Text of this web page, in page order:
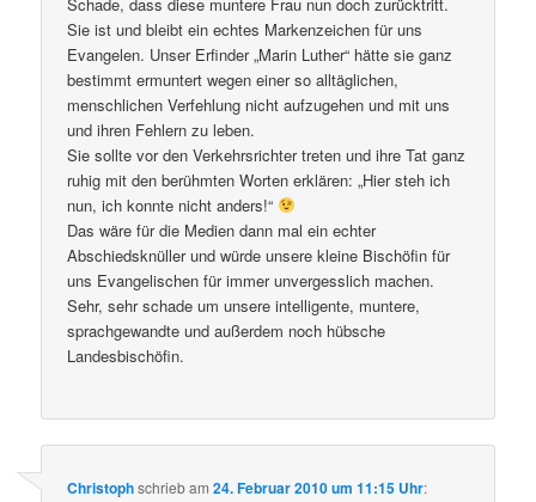
Sie ist und bleibt ein echtes Markenzeichen für uns
Evangelen. Unser Erfinder „Marin Luther“ hätte sie ganz
bestimmt ermuntert wegen einer so alltäglichen,
menschlichen Verfehlung nicht aufzugehen und mit uns
und ihren Fehlern zu leben.
Sie sollte vor den Verkehrsrichter treten und ihre Tat ganz
ruhig mit den berühmten Worten erklären: „Hier steh ich
nun, ich konnte nicht anders!“
Das wäre für die Medien dann mal ein echter
Abschiedsknüller und würde unsere kleine Bischöfin für
uns Evangelischen für immer unvergesslich machen.
Sehr, sehr schade um unsere intelligente, muntere,
sprachgewandte und außerdem noch hübsche
Landesbischöfin.
Christophschriebam24. Februar 2010 um 11:15 Uhr: